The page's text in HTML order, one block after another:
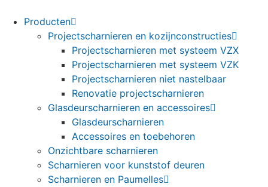
Producten
Projectscharnieren en kozijnconstructies
Projectscharnieren met systeem VZX
Projectscharnieren met systeem VZK
Projectscharnieren niet nastelbaar
Renovatie projectscharnieren
Glasdeurscharnieren en accessoires
Glasdeurscharnieren
Accessoires en toebehoren
Onzichtbare scharnieren
Scharnieren voor kunststof deuren
Scharnieren en Paumelles